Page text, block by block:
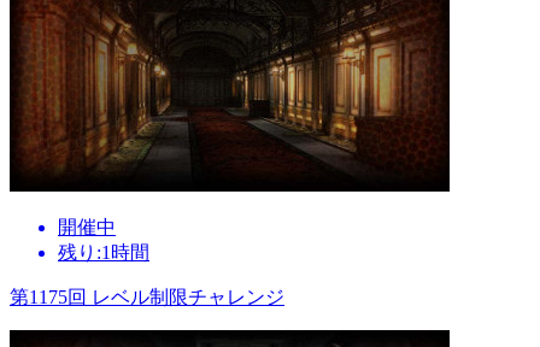
開催中
残り:1時間
第1175回 レベル制限チャレンジ